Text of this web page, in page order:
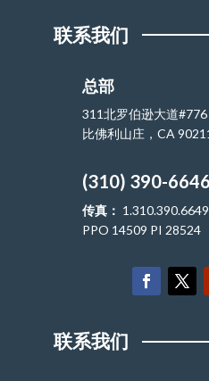
联系我们
总部
311北罗伯逊大道#776
比佛利山庄，CA
(310) 390-6646
传真： 1.310.390.6649
PPO 14509 PI 28524
联系我们